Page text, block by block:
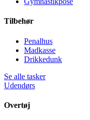
Tilbehør
Penalhus
Madkasse
Drikkedunk
Se alle tasker
Udendørs
Overtøj